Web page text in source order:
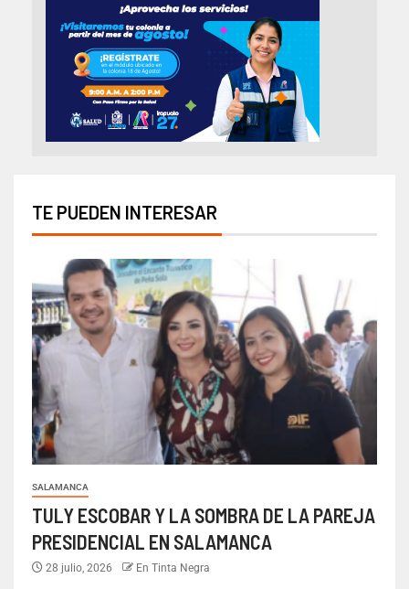
TE PUEDEN INTERESAR
SALAMANCA
TULY ESCOBAR Y LA SOMBRA DE LA PAREJA
PRESIDENCIAL EN SALAMANCA
28 julio, 2026 En Tinta Negra